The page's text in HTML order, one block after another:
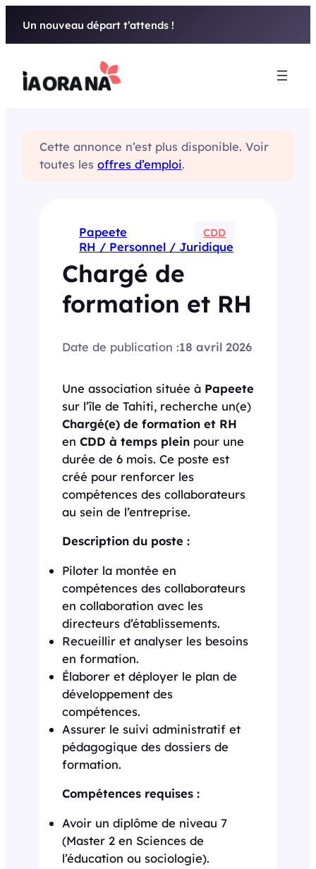
Un nouveau départ t’attends !
Cette annonce n’est plus disponible. Voir
toutes les offres d’emploi.
Papeete CDD
RH / Personnel / Juridique
Chargé de
formation et RH
Date de publication :18 avril 2026
Une association située à Papeete
sur l’île de Tahiti, recherche un(e)
Chargé(e) de formation et RH
en CDD à temps plein pour une
durée de 6 mois. Ce poste est
créé pour renforcer les
compétences des collaborateurs
au sein de l’entreprise.
Description du poste :
Piloter la montée en
compétences des collaborateurs
en collaboration avec les
directeurs d’établissements.
Recueillir et analyser les besoins
en formation.
Élaborer et déployer le plan de
développement des
compétences.
Assurer le suivi administratif et
pédagogique des dossiers de
formation.
Compétences requises :
Avoir un diplôme de niveau 7
(Master 2 en Sciences de
l’éducation ou sociologie).